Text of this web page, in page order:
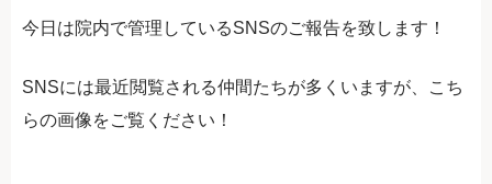
今日は院内で管理しているSNSのご報告を致します！
SNSには最近閲覧される仲間たちが多くいますが、こち
らの画像をご覧ください！